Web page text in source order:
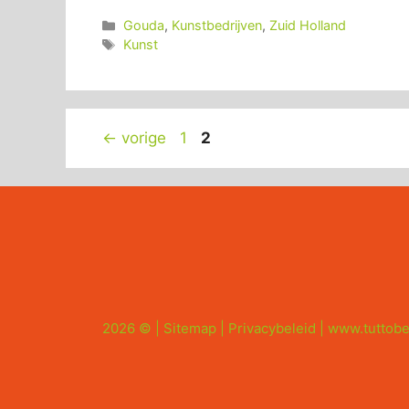
Categorieën
Gouda, Kunstbedrijven, Zuid Holland
Tags
Kunst
← vorige Pagina
1 Pagina
2
2026 © | Sitemap Privacybeleid